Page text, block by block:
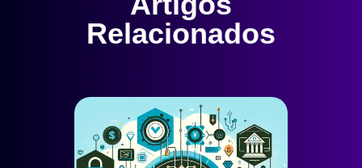
Relacionados